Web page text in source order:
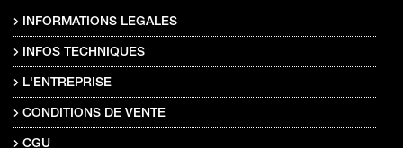
INFORMATIONS LEGALES
INFOS TECHNIQUES
L'ENTREPRISE
CONDITIONS DE VENTE
CGU